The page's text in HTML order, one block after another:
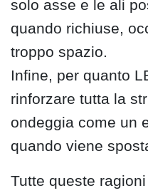
solo asse e le ali
quando richiuse,
troppo spazio.
Infine, per quanto
rinforzare tutta la
ondeggia come un
quando viene
Tutte queste